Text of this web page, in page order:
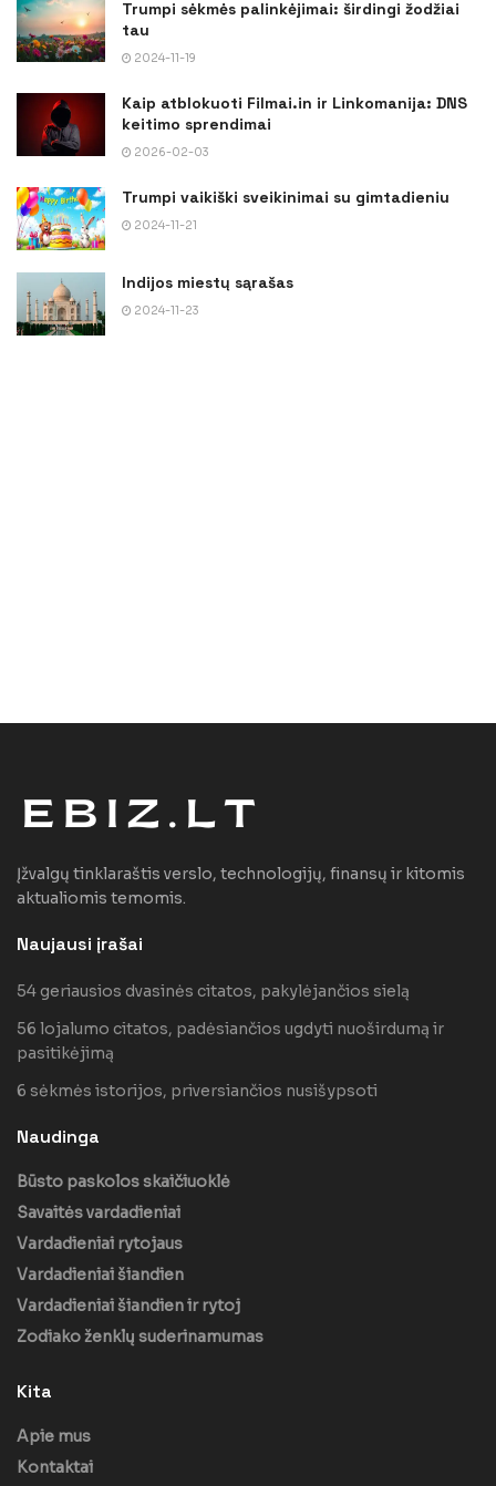
Trumpi sėkmės palinkėjimai: širdingi žodžiai
tau
2024-11-19
Kaip atblokuoti Filmai.in ir Linkomanija: DNS
keitimo sprendimai
2026-02-03
Trumpi vaikiški sveikinimai su gimtadieniu
2024-11-21
Indijos miestų sąrašas
2024-11-23
Įžvalgų tinklaraštis verslo, technologijų, finansų ir kitomis
aktualiomis temomis.
Naujausi įrašai
54 geriausios dvasinės citatos, pakylėjančios sielą
56 lojalumo citatos, padėsiančios ugdyti nuoširdumą ir
pasitikėjimą
6 sėkmės istorijos, priversiančios nusišypsoti
Naudinga
Būsto paskolos skaičiuoklė
Savaitės vardadieniai
Vardadieniai rytojaus
Vardadieniai šiandien
Vardadieniai šiandien ir rytoj
Zodiako ženklų suderinamumas
Kita
Apie mus
Kontaktai